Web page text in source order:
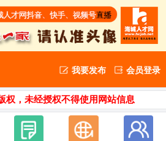
我要发布 会员登录
权，未经授权不得使用网站信息